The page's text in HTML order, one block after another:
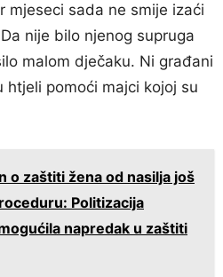
mjeseci sada ne smije izaći
nije bilo njenog supruga
malom dječaku. Ni građani
htjeli pomoći majci kojoj su
o zaštiti žena od nasilja još
Politizacija
napredak u zaštiti